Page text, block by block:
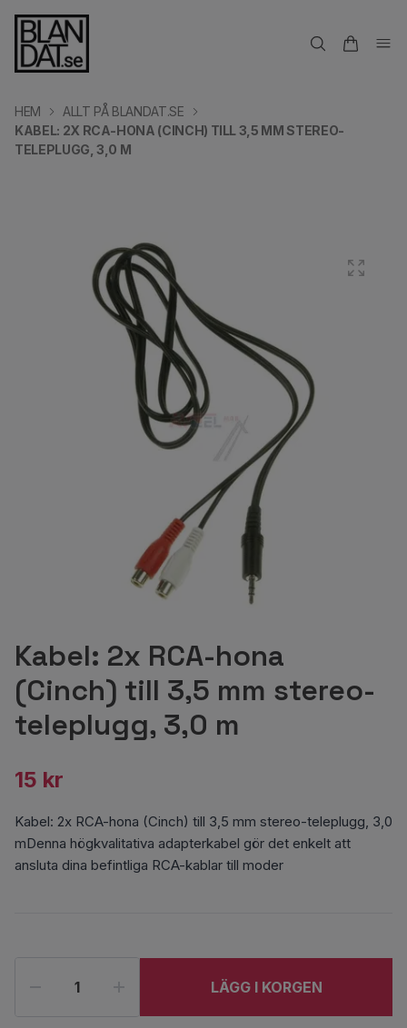
HEM
ALLT PÅ BLANDAT.SE
KABEL: 2X RCA-HONA (CINCH) TILL 3,5 MM STEREO-
TELEPLUGG, 3,0 M
Kabel: 2x RCA-hona
(Cinch) till 3,5 mm stereo-
teleplugg, 3,0 m
15 kr
Kabel: 2x RCA-hona (Cinch) till 3,5 mm stereo-teleplugg, 3,0
mDenna högkvalitativa adapterkabel gör det enkelt att
ansluta dina befintliga RCA-kablar till moder
LÄGG I KORGEN